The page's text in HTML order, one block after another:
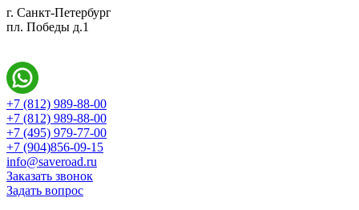
г. Санкт-Петербург
пл. Победы д.1
+7 (812) 989-88-00
+7 (812) 989-88-00
+7 (495) 979-77-00
+7 (904)856-09-15
info@saveroad.ru
Заказать звонок
Задать вопрос